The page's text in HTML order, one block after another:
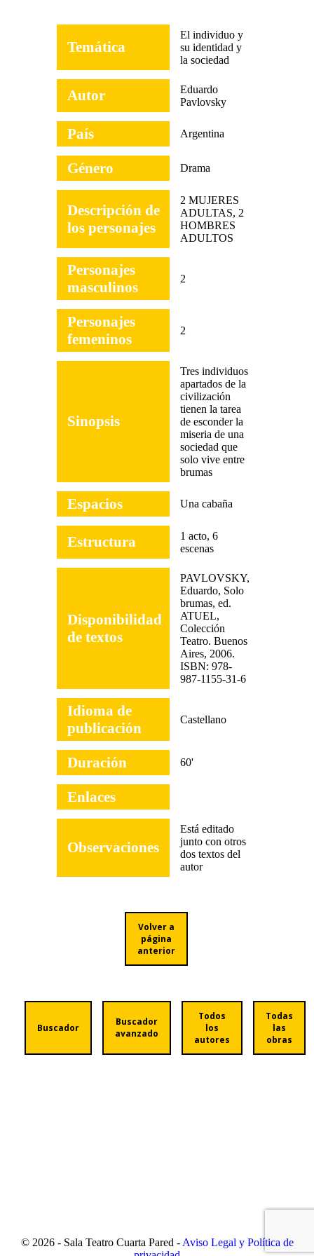
Temática
El individuo y
su identidad y
la sociedad
Autor
Eduardo
Pavlovsky
País Argentina
Género Drama
Descripción de
los personajes
2 MUJERES
ADULTAS, 2
HOMBRES
ADULTOS
Personajes
masculinos
2
Personajes
femeninos
2
Sinopsis
Tres individuos
apartados de la
civilización
tienen la tarea
de esconder la
miseria de una
sociedad que
solo vive entre
brumas
Espacios Una cabaña
Estructura
1 acto, 6
escenas
Disponibilidad
de textos
PAVLOVSKY,
Eduardo, Solo
brumas, ed.
ATUEL,
Colección
Teatro. Buenos
Aires, 2006.
ISBN: 978-
987-1155-31-6
Idioma de
publicación
Castellano
Duración 60'
Enlaces
Observaciones
Está editado
junto con otros
dos textos del
autor
Volver a
página
anterior
Buscador
Buscador
avanzado
Todos
los
autores
Todas
las
obras
© 2026 - Sala Teatro Cuarta Pared - Aviso Legal y Política de